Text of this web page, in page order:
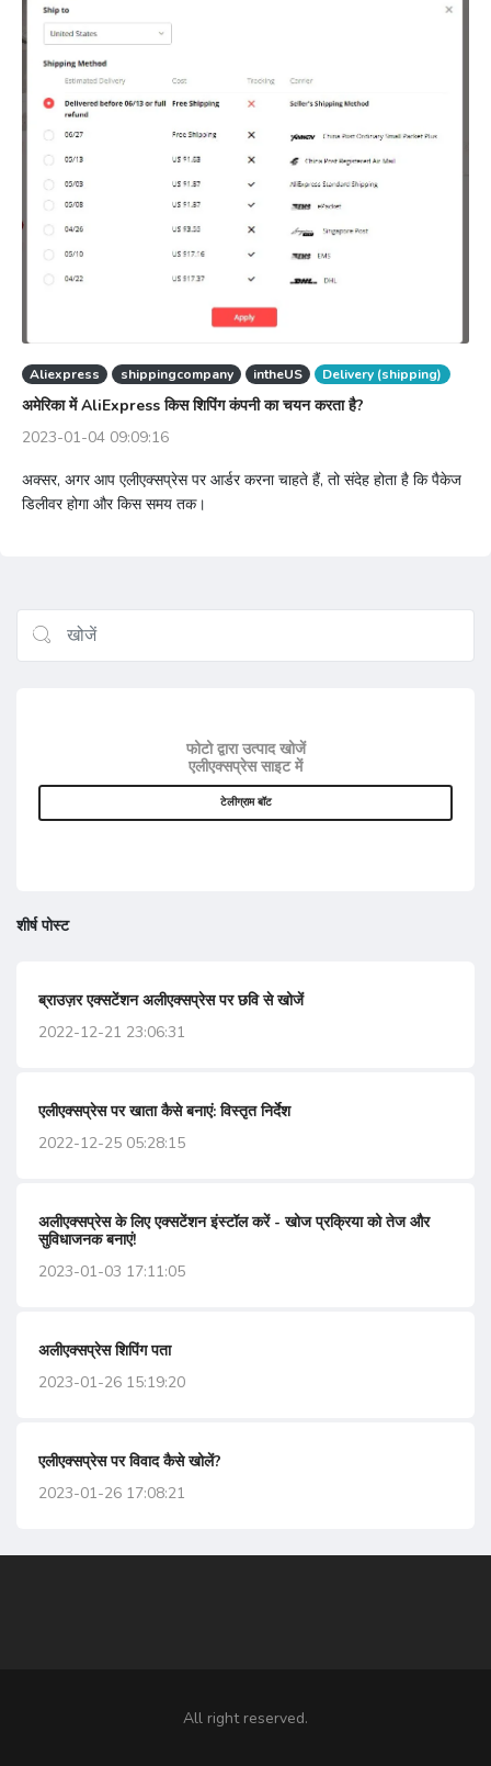
Aliexpress shippingcompany intheUS Delivery (shipping)
अमेरिका में AliExpress किस शिपिंग कंपनी का चयन करता है?
2023-01-04 09:09:16
अक्सर, अगर आप एलीएक्सप्रेस पर आर्डर करना चाहते हैं, तो संदेह होता है कि पैकेज
डिलीवर होगा और किस समय तक।
फोटो द्वारा उत्पाद खोजें
एलीएक्सप्रेस साइट में
टेलीग्राम बॉट
शीर्ष पोस्ट
ब्राउज़र एक्सटेंशन अलीएक्सप्रेस पर छवि से खोजें
2022-12-21 23:06:31
एलीएक्सप्रेस पर खाता कैसे बनाएं: विस्तृत निर्देश
2022-12-25 05:28:15
अलीएक्सप्रेस के लिए एक्सटेंशन इंस्टॉल करें - खोज प्रक्रिया को तेज और
सुविधाजनक बनाएं!
2023-01-03 17:11:05
अलीएक्सप्रेस शिपिंग पता
2023-01-26 15:19:20
एलीएक्सप्रेस पर विवाद कैसे खोलें?
2023-01-26 17:08:21
All right reserved.